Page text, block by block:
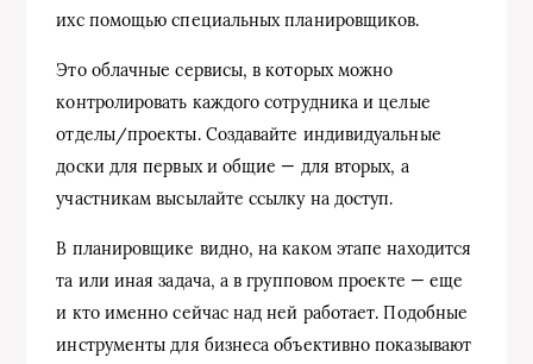
ихс помощью специальных планировщиков.
Это облачные сервисы, в которых можно
контролировать каждого сотрудника и целые
отделы/проекты. Создавайте индивидуальные
доски для первых и общие — для вторых, а
участникам высылайте ссылку на доступ.
В планировщике видно, на каком этапе находится
та или иная задача, а в групповом проекте — еще
и кто именно сейчас над ней работает. Подобные
инструменты для бизнеса объективно показывают